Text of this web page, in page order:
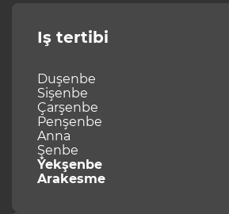
Iş tertibi
Duşenbe
Sişenbe
Çarşenbe
Penşenbe
Anna
Şenbe
Ýekşenbe
Arakesme